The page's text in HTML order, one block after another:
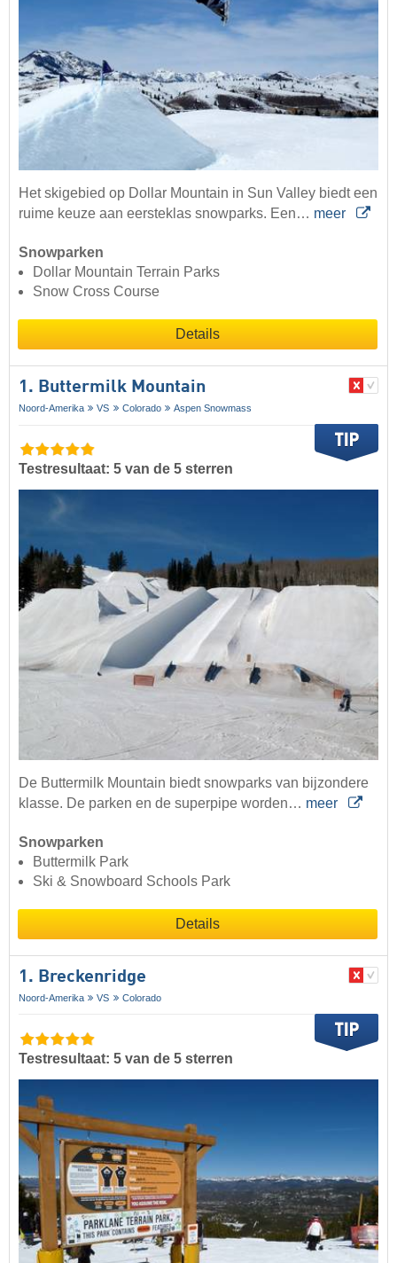
Het skigebied op Dollar Mountain in Sun Valley biedt een
ruime keuze aan eersteklas snowparks. Een… meer
Snowparken
Dollar Mountain Terrain Parks
Snow Cross Course
Details
1. Buttermilk Mountain
Noord-Amerika VS Colorado Aspen Snowmass
Testresultaat: 5 van de 5 sterren
De Buttermilk Mountain biedt snowparks van bijzondere
klasse. De parken en de superpipe worden… meer
Snowparken
Buttermilk Park
Ski & Snowboard Schools Park
Details
1. Breckenridge
Noord-Amerika VS Colorado
Testresultaat: 5 van de 5 sterren